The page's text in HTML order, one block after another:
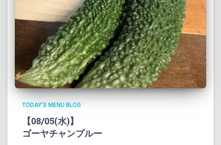
TODAY'S MENU BLOG
【08/05(水)】
ゴーヤチャンプルー